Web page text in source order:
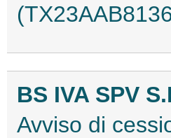
BS IVA SPV
Avviso di